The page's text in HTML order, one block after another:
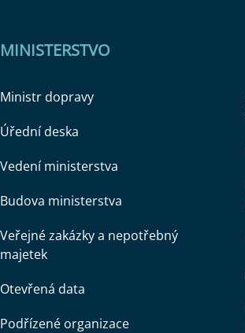
MINISTERSTVO
Ministr dopravy
Úřední deska
Vedení ministerstva
Budova ministerstva
Veřejné zakázky a nepotřebný
majetek
Otevřená data
Podřízené organizace